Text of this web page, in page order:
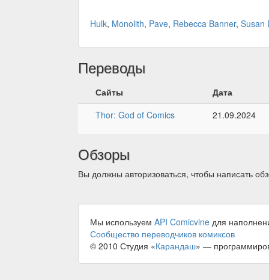
Hulk, Monolith, Pave, Rebecca Banner, Susan
Переводы
Сайты
Дата
Thor: God of Comics
21.09.2024
Обзоры
Вы должны авторизоваться, чтобы написать
Мы используем API Comicvine для
Сообщество переводчиков комиксов
© 2010 Студия «Карандаш» —